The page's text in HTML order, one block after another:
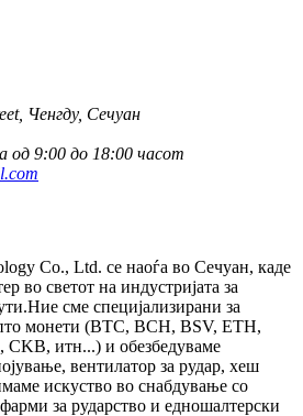
Ченгду, Сечуан
од 9:00 до 18:00 часот
Co., Ltd. се наоѓа во Сечуан, каде
во светот на индустријата за
сме специјализирани за
монети (BTC, BCH, BSV, ETH,
итн...) и обезбедуваме
вентилатор за рудар, хеш
искуство во снабдување со
за рударство и едношалтерски